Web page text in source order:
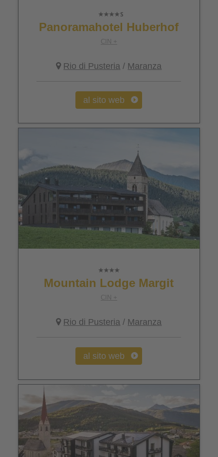
Panoramahotel Huberhof
CIN +
Rio di Pusteria / Maranza
al sito web
Mountain Lodge Margit
CIN +
Rio di Pusteria / Maranza
al sito web